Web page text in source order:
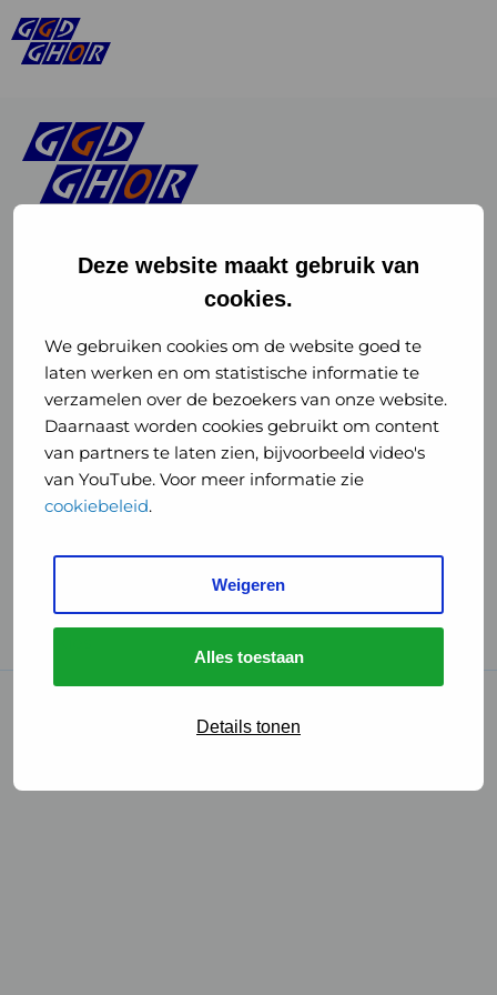
Deze website maakt gebruik van
cookies.
We gebruiken cookies om de website goed te
laten werken en om statistische informatie te
verzamelen over de bezoekers van onze website.
Daarnaast worden cookies gebruikt om content
van partners te laten zien, bijvoorbeeld video's
van YouTube. Voor meer informatie zie
cookiebeleid.
Weigeren
Alles toestaan
Details tonen
of
GGD
GHOR
Nederland
Instagram
of
GGD
GHOR
Nederland
GGD Reizen op social media
GGD Reizen
GGD Reisvaccinaties